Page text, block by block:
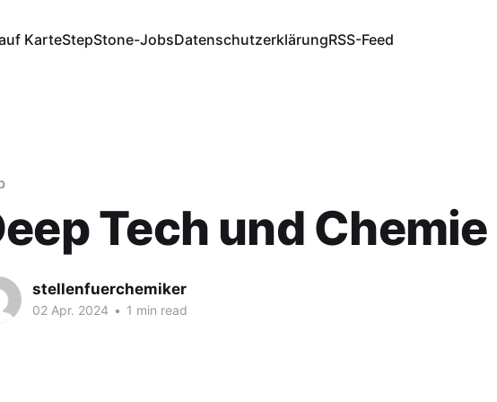
KarteStepStone-JobsDatenschutzerklärungRSS-Feed
Tech und Chemie
stellenfuerchemiker
02 Apr. 2024 • 1 min read